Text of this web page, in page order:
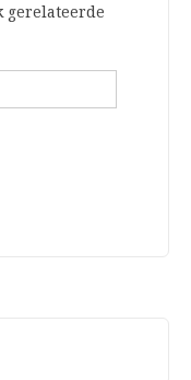
gerelateerde